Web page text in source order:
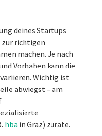
deines Startups
zur richtigen
machen. Je nach
Vorhaben kann die
Wichtig ist
abwiegst – am
hba in Graz) zurate.